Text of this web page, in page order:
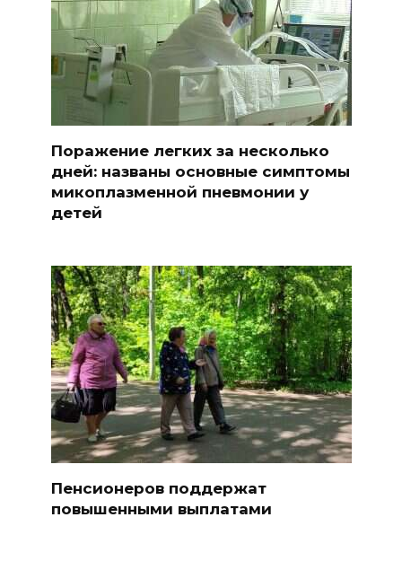
Поражение легких за несколько
дней: названы основные симптомы
микоплазменной пневмонии у
детей
Пенсионеров поддержат
повышенными выплатами